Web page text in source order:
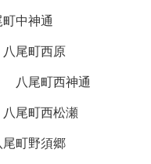
中神通
八尾町西原
八尾町西神通
八尾町西松瀬
尾町野須郷